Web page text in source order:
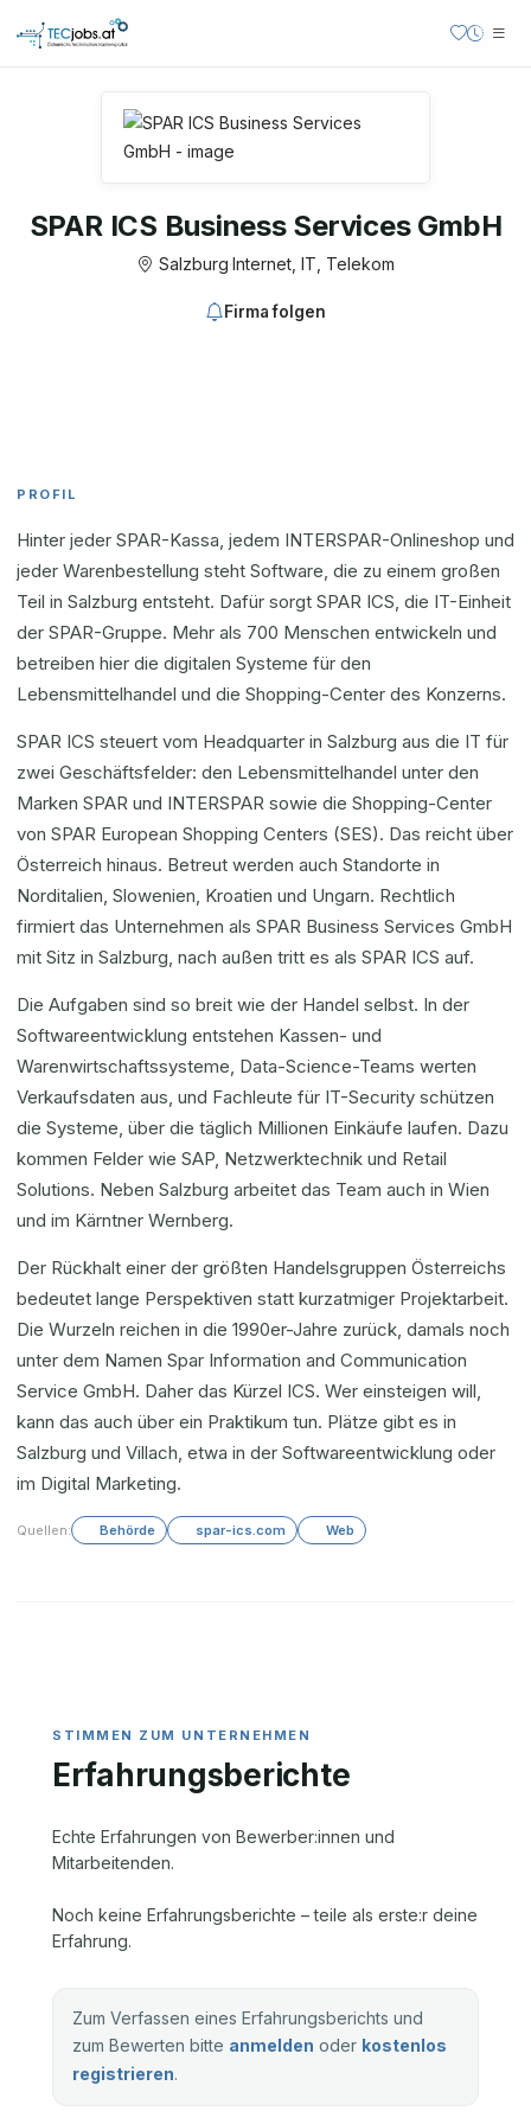
SPAR ICS Business Services GmbH
Salzburg·Internet, IT, Telekom
Firma folgen
PROFIL
Hinter jeder SPAR-Kassa, jedem INTERSPAR-Onlineshop und
jeder Warenbestellung steht Software, die zu einem großen
Teil in Salzburg entsteht. Dafür sorgt SPAR ICS, die IT-Einheit
der SPAR-Gruppe. Mehr als 700 Menschen entwickeln und
betreiben hier die digitalen Systeme für den
Lebensmittelhandel und die Shopping-Center des Konzerns.
SPAR ICS steuert vom Headquarter in Salzburg aus die IT für
zwei Geschäftsfelder: den Lebensmittelhandel unter den
Marken SPAR und INTERSPAR sowie die Shopping-Center
von SPAR European Shopping Centers (SES). Das reicht über
Österreich hinaus. Betreut werden auch Standorte in
Norditalien, Slowenien, Kroatien und Ungarn. Rechtlich
firmiert das Unternehmen als SPAR Business Services GmbH
mit Sitz in Salzburg, nach außen tritt es als SPAR ICS auf.
Die Aufgaben sind so breit wie der Handel selbst. In der
Softwareentwicklung entstehen Kassen- und
Warenwirtschaftssysteme, Data-Science-Teams werten
Verkaufsdaten aus, und Fachleute für IT-Security schützen
die Systeme, über die täglich Millionen Einkäufe laufen. Dazu
kommen Felder wie SAP, Netzwerktechnik und Retail
Solutions. Neben Salzburg arbeitet das Team auch in Wien
und im Kärntner Wernberg.
Der Rückhalt einer der größten Handelsgruppen Österreichs
bedeutet lange Perspektiven statt kurzatmiger Projektarbeit.
Die Wurzeln reichen in die 1990er-Jahre zurück, damals noch
unter dem Namen Spar Information and Communication
Service GmbH. Daher das Kürzel ICS. Wer einsteigen will,
kann das auch über ein Praktikum tun. Plätze gibt es in
Salzburg und Villach, etwa in der Softwareentwicklung oder
im Digital Marketing.
Quellen: Behörde spar-ics.com Web
Erfahrungsberichte
Echte Erfahrungen von Bewerber:innen und
Mitarbeitenden.
Noch keine Erfahrungsberichte – teile als erste:r deine
Erfahrung.
Zum Verfassen eines Erfahrungsberichts und
zum Bewerten bitte anmelden oder kostenlos
registrieren.